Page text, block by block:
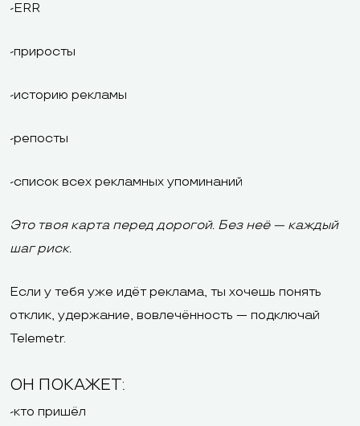
-ERR
-приросты
-историю рекламы
-репосты
-список всех рекламных упоминаний
Это твоя карта перед дорогой. Без неё — каждый
шаг риск.
Если у тебя уже идёт реклама, ты хочешь понять
отклик, удержание, вовлечённость — подключай
Telemetr.
ОН ПОКАЖЕТ:
-кто пришёл